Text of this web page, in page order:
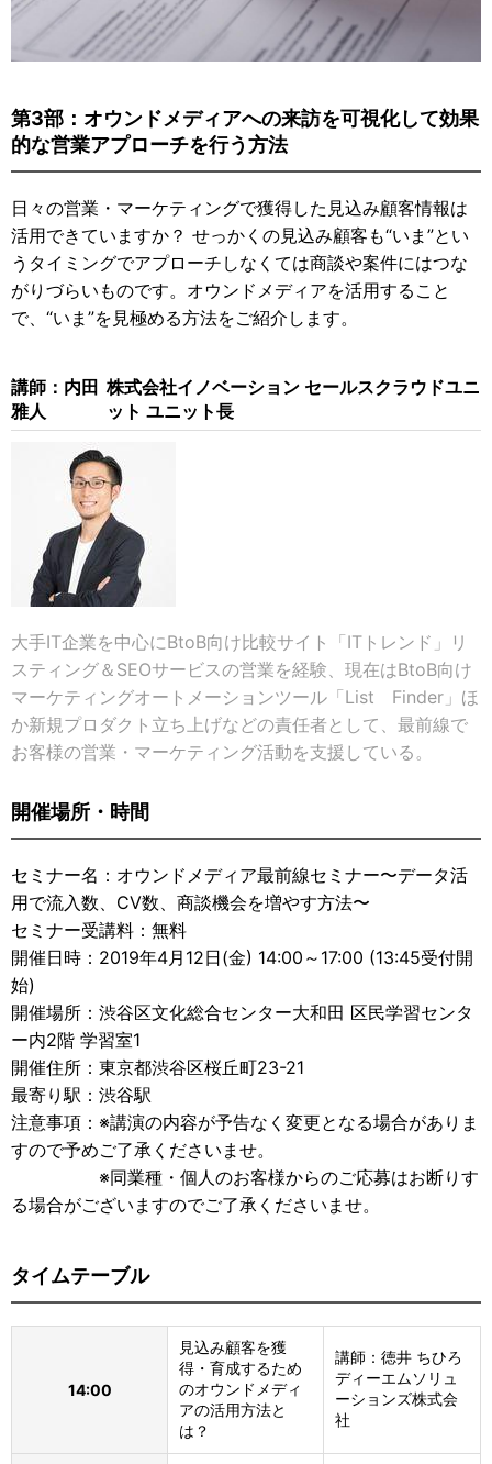
第3部：オウンドメディアへの来訪を可視化して効果
的な営業アプローチを行う方法
日々の営業・マーケティングで獲得した見込み顧客情報は
活用できていますか？ せっかくの見込み顧客も“いま”とい
うタイミングでアプローチしなくては商談や案件にはつな
がりづらいものです。オウンドメディアを活用すること
で、“いま”を見極める方法をご紹介します。
講師：内田
雅人
株式会社イノベーション セールスクラウドユニ
ット ユニット長
大手IT企業を中心にBtoB向け比較サイト「ITトレンド」リ
スティング＆SEOサービスの営業を経験、現在はBtoB向け
マーケティングオートメーションツール「List Finder」ほ
か新規プロダクト立ち上げなどの責任者として、最前線で
お客様の営業・マーケティング活動を支援している。
開催場所・時間
セミナー名：オウンドメディア最前線セミナー〜データ活
用で流入数、CV数、商談機会を増やす方法〜
セミナー受講料：無料
開催日時：2019年4月12日(金) 14:00～17:00 (13:45受付開
始)
開催場所：渋谷区文化総合センター大和田 区民学習センタ
ー内2階 学習室1
開催住所：東京都渋谷区桜丘町23-21
最寄り駅：渋谷駅
注意事項：※講演の内容が予告なく変更となる場合がありま
すので予めご了承くださいませ。
※同業種・個人のお客様からのご応募はお断りす
る場合がございますのでご了承くださいませ。
タイムテーブル
14:00
見込み顧客を獲
得・育成するため
のオウンドメディ
アの活用方法と
は？
講師：徳井 ちひろ
ディーエムソリュ
ーションズ株式会
社